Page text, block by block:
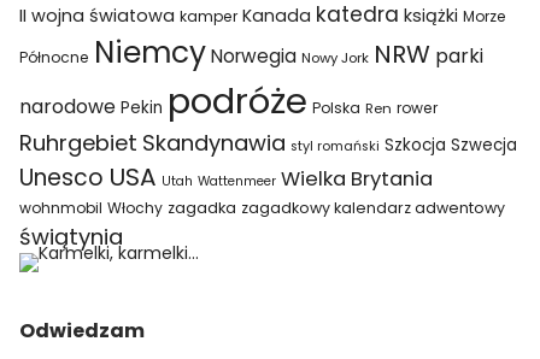
II wojna światowa kamper Kanada katedra książki Morze
Północne Niemcy Norwegia Nowy Jork NRW parki
narodowe Pekin podróże Polska Ren rower
Ruhrgebiet Skandynawia styl romański Szkocja Szwecja
Unesco USA Utah Wattenmeer Wielka Brytania
wohnmobil Włochy zagadka zagadkowy kalendarz adwentowy
świątynia
Odwiedzam